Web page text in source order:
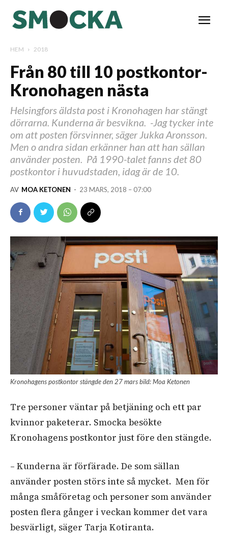
HEM 2018
Från 80 till 10 postkontor-
Kronohagen nästa
Helsingfors äldsta post i Kronohagen har stängt
dörrarna. Kunderna är besvikna. -Jag tycker inte
om att posten försvinner, säger Jukka Aronsson.
Men o andra sidan erkänner han att han sällan
använder posten. På 1990-talet fanns det 80
postkontor i huvudstaden, idag är de 10.
AV MOA KETONEN - 23 MARS, 2018 – 07:00
Kronohagens postkontor stängde den 27 mars bild: Moa Ketonen
Tre personer väntar på betjäning och ett par
kvinnor paketerar. Smocka besökte
Kronohagens postkontor just före den stängde.
– Kunderna är förfärade. De som sällan
använder posten störs inte så mycket. Men för
många småföretag och personer som använder
posten flera gånger i veckan kommer det vara
besvärligt, säger Tarja Kotiranta.